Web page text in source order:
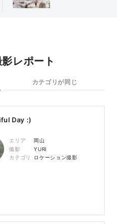
レポート
カテゴリが同じ
Day :)
エリア
岡山
撮影
YURI
カテゴリ
ロケーション撮影